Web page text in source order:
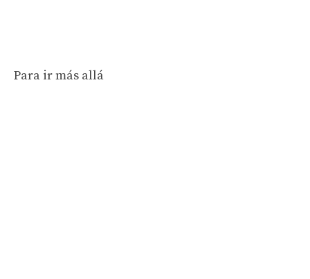
Para ir más allá